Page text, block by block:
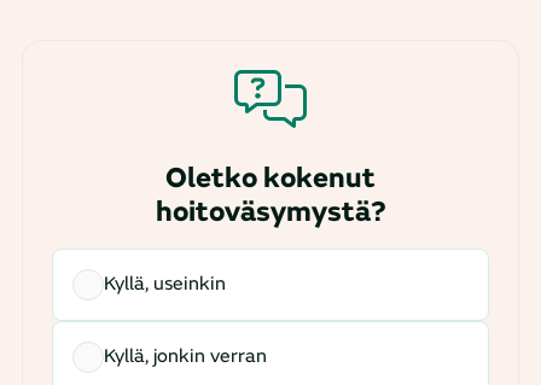
Oletko kokenut
hoitoväsymystä?
Kyllä, useinkin
Kyllä, jonkin verran